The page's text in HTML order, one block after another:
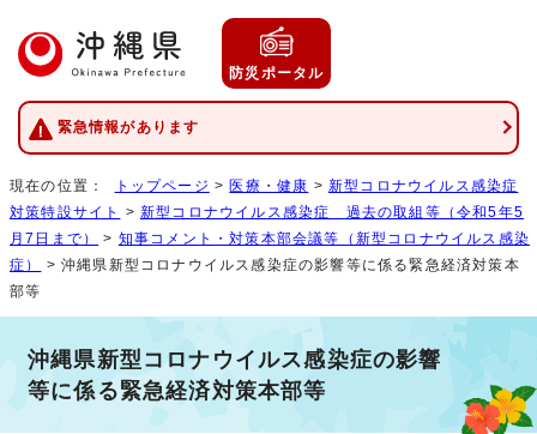
防災ポータル
緊急情報があります
現在の位置： トップページ >医療・健康 >新型コロナウイルス感染症
対策特設サイト
>新型コロナウイルス感染症 過去の取組等（令和5年5
月7日まで）
> 知事コメント・対策本部会議等（新型コロナウイルス感染
症）
> 沖縄県新型コロナウイルス感染症の影響等に係る緊急経済対策本
部等
沖縄県新型コロナウイルス感染症の影響
等に係る緊急経済対策本部等